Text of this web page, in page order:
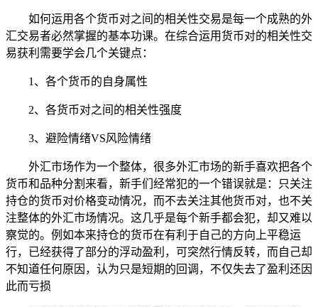
如何运用各个货币对之间的相关性交易是每一个成熟的外
汇交易者必然掌握的基本功课。在综合运用货币对的相关性交
易获利需要学会几个关键点：
1、各个货币的自身属性
2、各货币对之间的相关性强度
3、避险情绪VS风险情绪
外汇市场作为一个整体，很多外汇市场的新手喜欢把各个
货币和品种分割来看，新手们经常犯的一个错误就是：只关注
持仓的货币对价格变动情况，而不去关注其他货币对，也不关
注整体的外汇市场情况。这几乎是每个新手都会犯，却又难以
察觉的。例如本来持仓的货币在有利于自己的方向上平稳运
行，已经获得了部分的浮动盈利，可突然行情反转，而自己却
不知道任何原因，认为只是短期的回调，不仅失去了盈利还因
此而亏损